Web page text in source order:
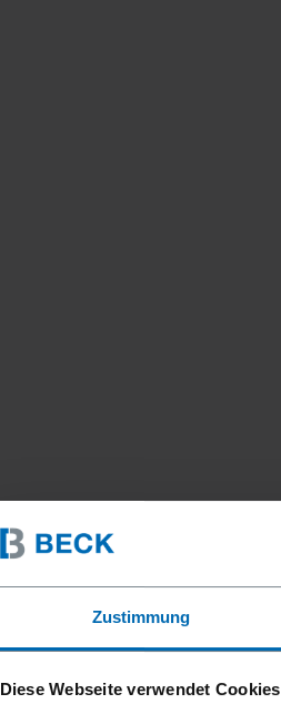
Zustimmung
Diese Webseite verwendet Cookies